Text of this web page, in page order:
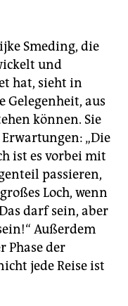
Smeding, die
und
hat, sieht in
Gelegenheit, aus
können. Sie
„Die
ist es vorbei mit
passieren,
Loch, wenn
darf sein, aber
Außerdem
Phase der
jede Reise ist